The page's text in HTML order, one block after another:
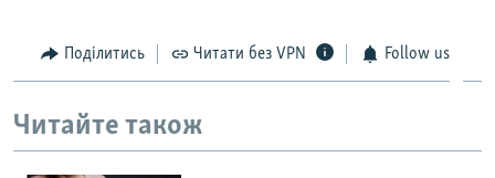
1080p
1080p
Поділитись Читати без VPN Follow us
Читайте також